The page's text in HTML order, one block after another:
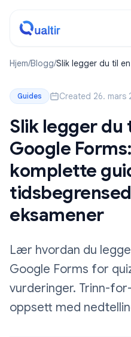
Hjem/Blogg/Slik legger du til
Guides Created 26. mars
Slik legger
Google
komplette
eksamener
Lær hvordan du
Google Forms for
vurderinger. Trinn-
oppsett med